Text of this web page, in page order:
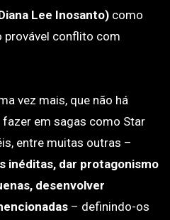
Lee Inosanto)como
provável conflito com
vez mais, que não há
em sagas como Star
entre muitas outras –
inéditas, dar protagonismo
desenvolver
– definindo-os